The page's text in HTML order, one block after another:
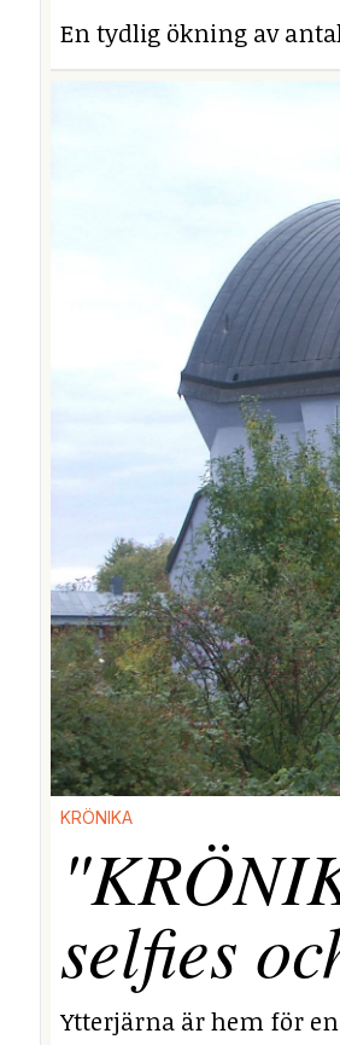
En tydlig ökning av
KRÖNIKA
selfies
Ytterjärna är hem för